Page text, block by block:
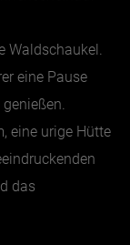
Waldschaukel.
eine Pause
eine urige Hütte
das